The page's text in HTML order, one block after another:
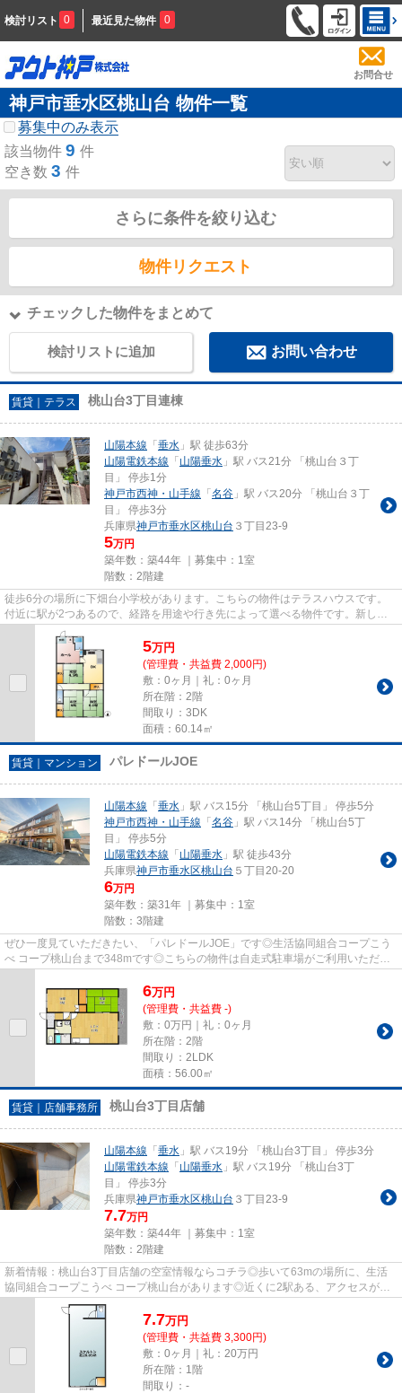
検討リスト 0 最近見た物件 0
お問合せ
神戸市垂水区桃山台 物件一覧
募集中のみ表示
該当物件 9 件
空き数 3 件
さらに条件を絞り込む
物件リクエスト
チェックした物件をまとめて
検討リストに追加 お問い合わせ
賃貸｜テラス 桃山台3丁目連棟
山陽本線 「 垂水 」駅 徒歩63分
山陽電鉄本線 「 山陽垂水 」駅 バス21分 「桃山台３丁
目」 停歩1分
神戸市西神・山手線 「 名谷 」駅 バス20分 「桃山台３丁
目」 停歩3分
兵庫県神戸市垂水区桃山台 ３丁目23-9
5万円
築年数：築44年 ｜募集中： 1室
階数：2階建
徒歩6分の場所に下畑台小学校があります。こちらの物件はテラスハウスです。
付近に駅が2つあるので、経路を用途や行き先によって選べる物件です。新しい
年、新しい出会い。そして新し...
5万円
(管理費・共益費 2,000円)
敷：0ヶ月｜礼：0ヶ月
所在階：2階
間取り：3DK
面積：60.14㎡
賃貸｜マンション パレドールJOE
山陽本線 「 垂水 」駅 バス15分 「桃山台5丁目」 停歩5分
神戸市西神・山手線 「 名谷 」駅 バス14分 「桃山台5丁
目」 停歩5分
山陽電鉄本線 「 山陽垂水 」駅 徒歩43分
兵庫県神戸市垂水区桃山台 ５丁目20-20
6万円
築年数：築31年 ｜募集中： 1室
階数：3階建
ぜひ一度見ていただきたい、「パレドールJOE」です◎生活協同組合コープこう
べ コープ桃山台まで348mです◎こちらの物件は自走式駐車場がご利用いただけ
6万円
(管理費・共益費 -)
敷：0万円｜礼：0ヶ月
所在階：2階
間取り：2LDK
面積：56.00㎡
賃貸｜店舗事務所 桃山台3丁目店舗
山陽本線 「 垂水 」駅 バス19分 「桃山台3丁目」 停歩3分
山陽電鉄本線 「 山陽垂水 」駅 バス19分 「桃山台3丁
目」 停歩3分
兵庫県神戸市垂水区桃山台 ３丁目23-9
7.7万円
築年数：築44年 ｜募集中： 1室
階数：2階建
新着情報：桃山台3丁目店舗の空室情報ならコチラ◎歩いて63mの場所に、生活
協同組合コープこうべ コープ桃山台があります◎近くに2駅ある、アクセスが良
い物件です◎バス停が徒歩3分圏内...
7.7万円
(管理費・共益費 3,300円)
敷：0ヶ月｜礼：20万円
所在階：1階
間取り：-